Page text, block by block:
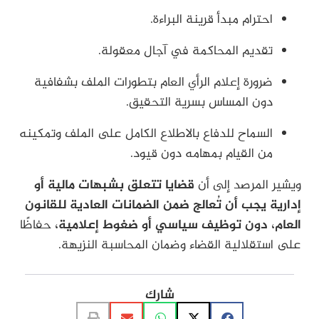
احترام مبدأ قرينة البراءة.
تقديم المحاكمة في آجال معقولة.
ضرورة إعلام الرأي العام بتطورات الملف بشفافية
دون المساس بسرية التحقيق.
السماح للدفاع بالاطلاع الكامل على الملف وتمكينه
من القيام بمهامه دون قيود.
ويشير المرصد إلى أن قضايا تتعلق بشبهات مالية أو
إدارية يجب أن تُعالج ضمن الضمانات العادية للقانون
العام، دون توظيف سياسي أو ضغوط إعلامية، حفاظًا
على استقلالية القضاء وضمان المحاسبة النزيهة.
شارك